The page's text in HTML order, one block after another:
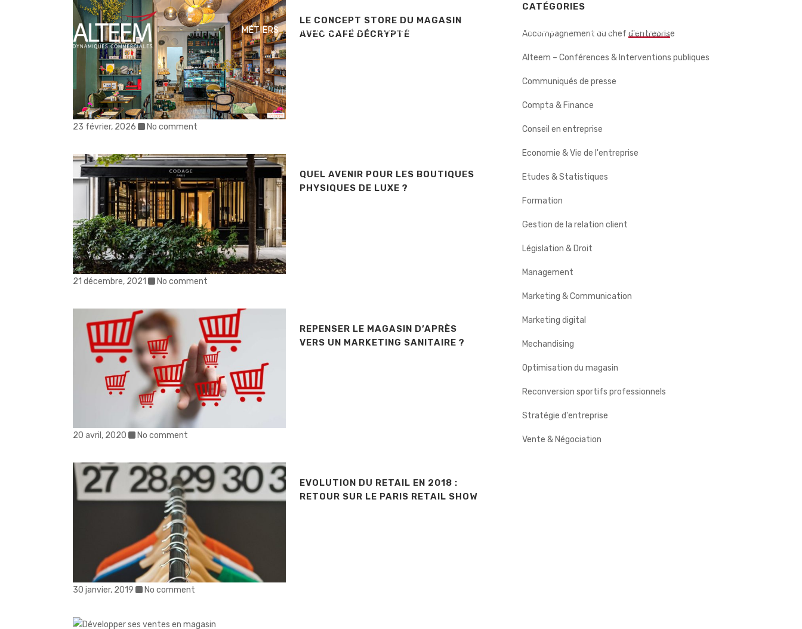
MÉTIERS INTERVENTIONS DÉMARCHE NOS CLIENTS BLOG CONTACT
LE CONCEPT STORE DU MAGASIN
AVEC CAFÉ DÉCRYPTÉ
23 février, 2026 No comment
QUEL AVENIR POUR LES BOUTIQUES
PHYSIQUES DE LUXE ?
21 décembre, 2021 No comment
REPENSER LE MAGASIN D’APRÈS
VERS UN MARKETING SANITAIRE ?
20 avril, 2020 No comment
EVOLUTION DU RETAIL EN 2018 :
RETOUR SUR LE PARIS RETAIL SHOW
30 janvier, 2019 No comment
CATÉGORIES
Accompagnement du chef d'entreprise
Alteem – Conférences & Interventions publiques
Communiqués de presse
Compta & Finance
Conseil en entreprise
Economie & Vie de l'entreprise
Etudes & Statistiques
Formation
Gestion de la relation client
Législation & Droit
Management
Marketing & Communication
Marketing digital
Mechandising
Optimisation du magasin
Reconversion sportifs professionnels
Stratégie d'entreprise
Vente & Négociation